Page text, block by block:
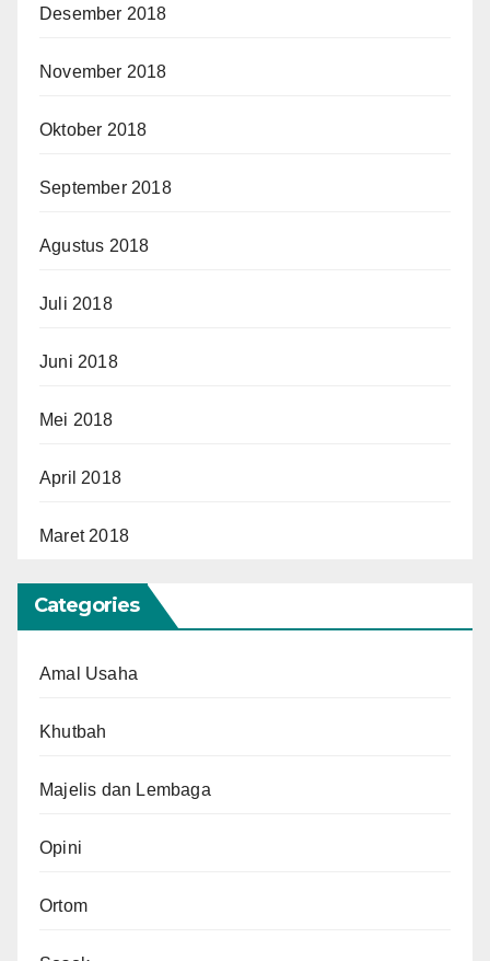
Desember 2018
November 2018
Oktober 2018
September 2018
Agustus 2018
Juli 2018
Juni 2018
Mei 2018
April 2018
Maret 2018
Categories
Amal Usaha
Khutbah
Majelis dan Lembaga
Opini
Ortom